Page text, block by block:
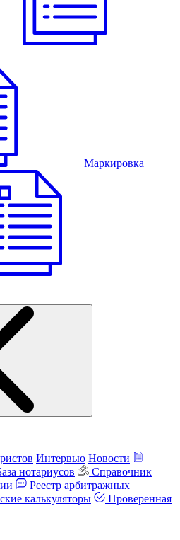
Маркировка
Интервью Новости
нотариусов
Справочник
Реестр арбитражных
калькуляторы
Проверенная